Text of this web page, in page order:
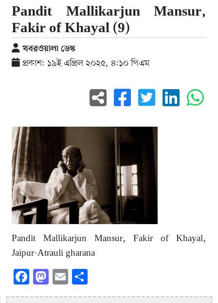
Pandit Mallikarjun Mansur,
Fakir of Khayal (9)
খবরওয়ালা ডেস্ক
প্রকাশ: ১৯ই এপ্রিল ২০২৫, ৪:১০ পিএম
Pandit Mallikarjun Mansur, Fakir of Khayal,
Jaipur-Atrauli gharana
Facebook
Mastodon
Email